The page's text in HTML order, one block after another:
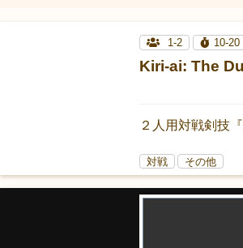
1-2 10-20
Kiri-ai: The
２人用対戦剣技
対戦 その他